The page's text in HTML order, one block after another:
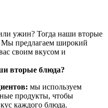
ужин? Тогда наши вторые
предлагаем широкий
своим вкусом и
вторые блюда?
мы используем
продукты, чтобы
каждого блюда.